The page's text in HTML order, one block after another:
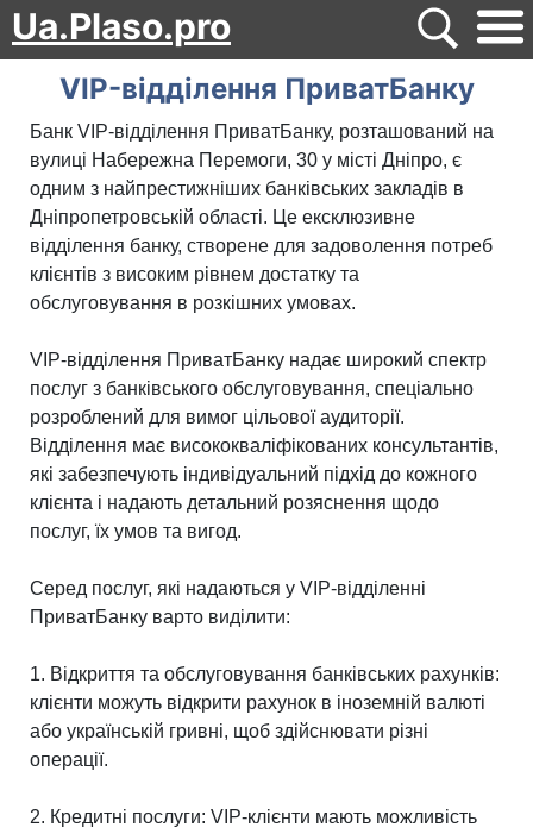
Ua.Plaso.pro
VIP-відділення ПриватБанку
Банк VIP-відділення ПриватБанку, розташований на
вулиці Набережна Перемоги, 30 у місті Дніпро, є
одним з найпрестижніших банківських закладів в
Дніпропетровській області. Це ексклюзивне
відділення банку, створене для задоволення потреб
клієнтів з високим рівнем достатку та
обслуговування в розкішних умовах.
VIP-відділення ПриватБанку надає широкий спектр
послуг з банківського обслуговування, спеціально
розроблений для вимог цільової аудиторії.
Відділення має висококваліфікованих консультантів,
які забезпечують індивідуальний підхід до кожного
клієнта і надають детальний розяснення щодо
послуг, їх умов та вигод.
Серед послуг, які надаються у VIP-відділенні
ПриватБанку варто виділити:
1. Відкриття та обслуговування банківських рахунків:
клієнти можуть відкрити рахунок в іноземній валюті
або українській гривні, щоб здійснювати різні
операції.
2. Кредитні послуги: VIP-клієнти мають можливість